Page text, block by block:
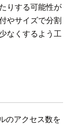
りする可能性が
やサイズで分割
なくするよう工
のアクセス数を